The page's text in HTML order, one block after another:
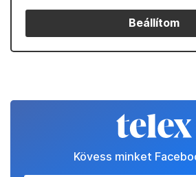
Beállítom
Kövess minket